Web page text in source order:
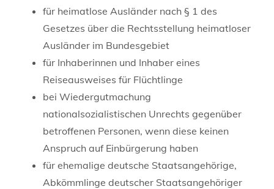
für heimatlose Ausländer nach § 1 des
Gesetzes über die Rechtsstellung heimatloser
Ausländer im Bundesgebiet
für Inhaberinnen und Inhaber eines
Reiseausweises für Flüchtlinge
bei Wiedergutmachung
nationalsozialistischen Unrechts gegenüber
betroffenen Personen, wenn diese keinen
Anspruch auf Einbürgerung haben
für ehemalige deutsche Staatsangehörige,
Abkömmlinge deutscher Staatsangehöriger